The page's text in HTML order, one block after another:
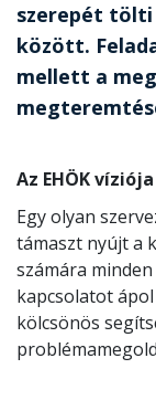
szerepét tölti
között.
mellett a
Az EHÖK víziója
Egy olyan
támaszt nyújt a
számára
kapcsolatot
kölcsönös